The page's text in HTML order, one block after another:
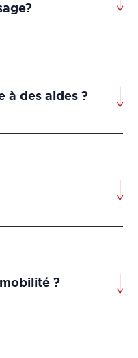
à des aides ?
?